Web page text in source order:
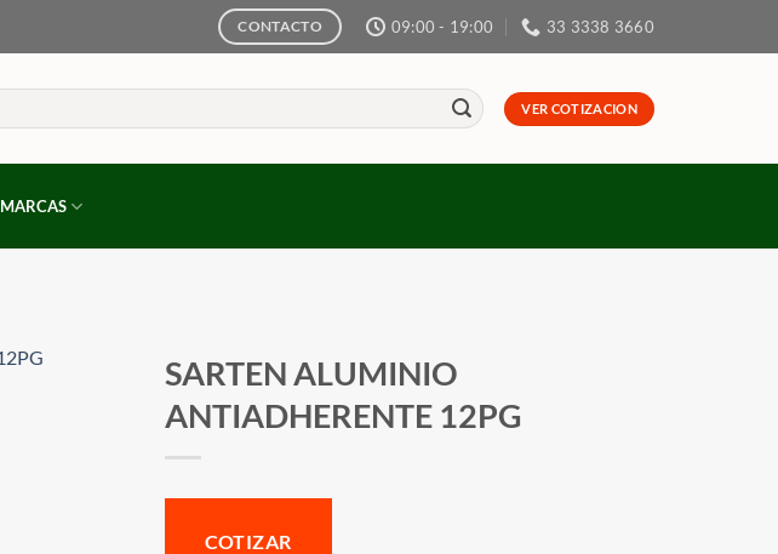
CONTACTO 09:00 - 19:00 33 3338 3660
VER COTIZACION
MARCAS
SARTEN ALUMINIO
ANTIADHERENTE 12PG
COTIZAR